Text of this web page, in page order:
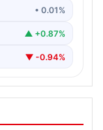
• 0.01%
▲ +0.87%
▼ -0.94%